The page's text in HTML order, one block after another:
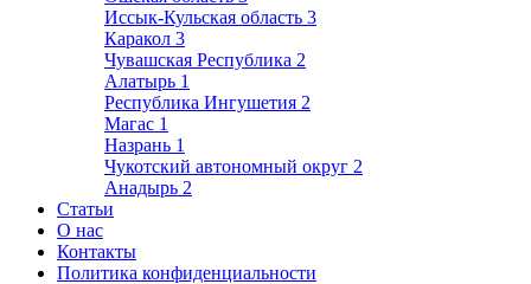
Иссык-Кульская область 3
Каракол 3
Чувашская Республика 2
Алатырь 1
Республика Ингушетия 2
Магас 1
Назрань 1
Чукотский автономный округ 2
Анадырь 2
Статьи
О нас
Контакты
Политика конфиденциальности